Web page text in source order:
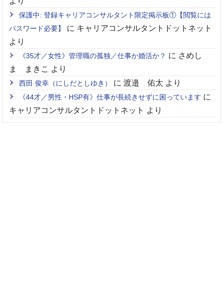
保護中: 登録キャリアコンサルタント限定掲示板①【閲覧には
パスワード必要】
に キャリアコンサルタントドットネット
より
《35才／女性》管理職の孤独／仕事か婚活か？ に さめし
ま まきこ より
西田 俊幸（にしだとしゆき） に渡邉 佑太 より
《44才／男性・HSP有》仕事が長続きせずに困っています に
キャリアコンサルタントドットネット より